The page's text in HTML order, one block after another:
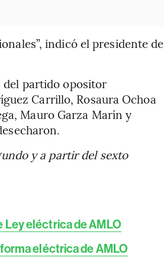
indicó el presidente de
del partido opositor
Carrillo, Rosaura Ochoa
Mauro Garza Marín y
y a partir del sexto
eléctrica de AMLO
eléctrica de AMLO